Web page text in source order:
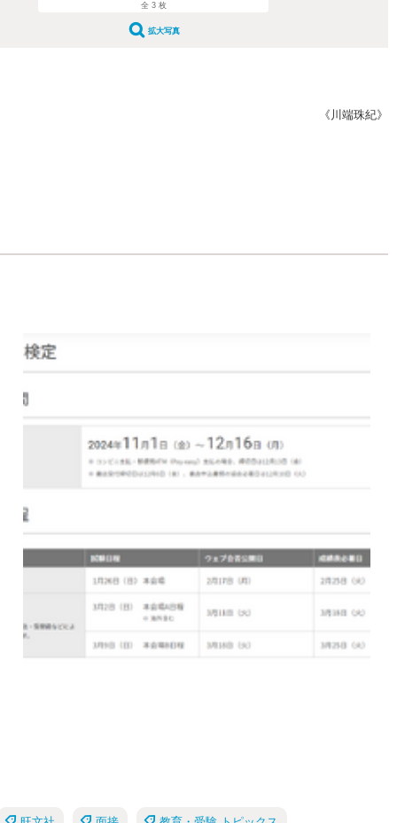
全 3 枚
拡大写真
《川端珠紀》